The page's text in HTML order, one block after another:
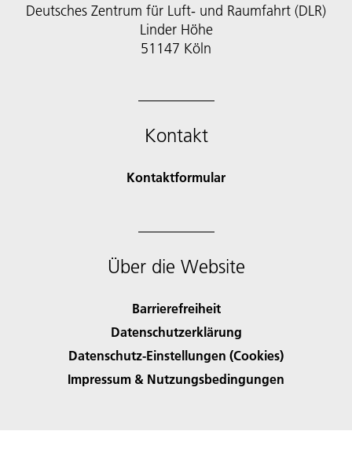
Deutsches Zentrum für Luft- und Raumfahrt (DLR)
Linder Höhe
51147 Köln
Kontakt
Kontaktformular
Über die Website
Barrierefreiheit
Datenschutzerklärung
Datenschutz-Einstellungen (Cookies)
Impressum & Nutzungsbedingungen